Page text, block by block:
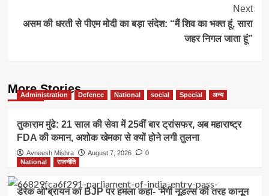
Next
असम की धरती से पीएम मोदी का बड़ा संदेश: “मैं शिव का भक्त हूं, सारा
जहर निगल जाता हूं”
More Stories
Administration Defence National social Special अन्य
तुकाराम मुंढे: 21 साल की सेवा में 25वीं बार ट्रांसफर, अब महाराष्ट्र
FDA की कमान, अशोक खेमका से क्यों होने लगी तुलना
Avneesh Mishra August 7, 2026
0
National
राजनीति
डेरेक ओ’ब्रायन का BJP पर हमला कहा- ‘मैगी नूडल्स की तरह कानून